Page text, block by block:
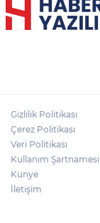
Gizlilik Politikası
Çerez Politikası
Veri Politikası
Kullanım Şartnamesi
Künye
İletişim